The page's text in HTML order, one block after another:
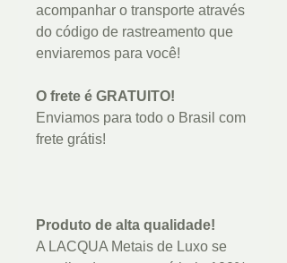
acompanhar o transporte através
do código de rastreamento que
enviaremos para você!
O frete é GRATUITO!
Enviamos para todo o Brasil com
frete grátis!
Produto de alta qualidade!
A LACQUA Metais de Luxo se